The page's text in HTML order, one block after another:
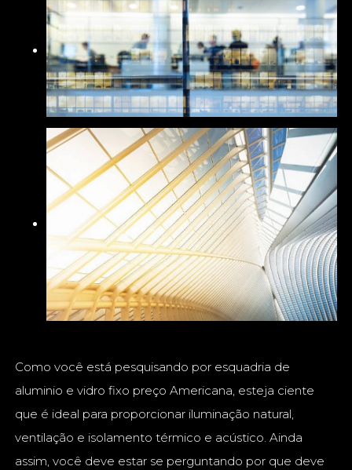
Como você está pesquisando por esquadria de
aluminio e vidro fixo preço Americana, esteja ciente
que é ideal para proporcionar iluminação natural,
ventilação e isolamento térmico e acústico. Ainda
assim, você deve estar se perguntando por que deve